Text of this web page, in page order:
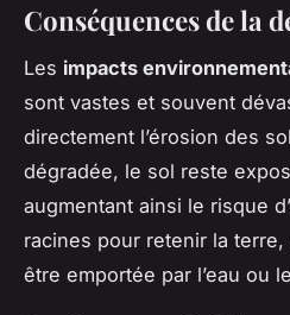
Conséquences de la
Les impacts
sont vastes et souvent
directement l’érosion des
dégradée, le sol reste
augmentant ainsi le risque
racines pour retenir la
être emportée par l’eau ou